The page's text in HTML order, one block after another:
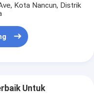
Kota Nancun, Distrik
Untuk